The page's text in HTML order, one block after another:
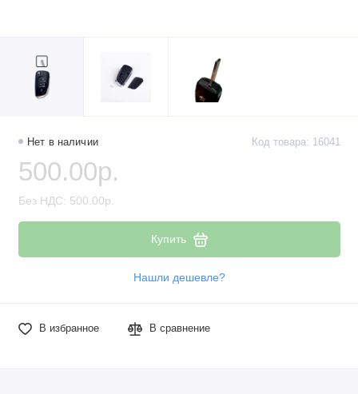
Нет в наличии Код товара: 16041
500.00р.
Без НДС: 500.00р.
Купить
Нашли дешевле?
В избранное В сравнение